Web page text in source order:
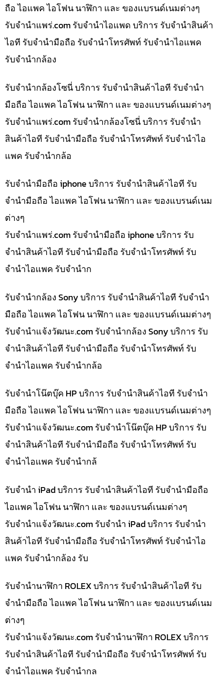
ถือ ไอแพค ไอโฟน นาฬิกา และ ของแบรนด์เนมต่างๆ
รับจํานําแพร่.com รับจำนำไอแพด บริการ รับจำนำสินค้า
ไอที รับจำนำมือถือ รับจำนำโทรศัพท์ รับจำนำไอแพค
รับจำนำกล้อง
รับจำนำกล้องโซนี่ บริการ รับจำนำสินค้าไอที รับจำนำ
มือถือ ไอแพค ไอโฟน นาฬิกา และ ของแบรนด์เนมต่างๆ
รับจํานําแพร่.com รับจำนำกล้องโซนี่ บริการ รับจำนำ
สินค้าไอที รับจำนำมือถือ รับจำนำโทรศัพท์ รับจำนำไอ
แพค รับจำนำกล้อ
รับจำนำมือถือ iphone บริการ รับจำนำสินค้าไอที รับ
จำนำมือถือ ไอแพค ไอโฟน นาฬิกา และ ของแบรนด์เนม
ต่างๆ
รับจํานําแพร่.com รับจำนำมือถือ iphone บริการ รับ
จำนำสินค้าไอที รับจำนำมือถือ รับจำนำโทรศัพท์ รับ
จำนำไอแพค รับจำนำก
รับจำนำกล้อง Sony บริการ รับจำนำสินค้าไอที รับจำนำ
มือถือ ไอแพค ไอโฟน นาฬิกา และ ของแบรนด์เนมต่างๆ
รับจํานําแจ้งวัฒนะ.com รับจำนำกล้อง Sony บริการ รับ
จำนำสินค้าไอที รับจำนำมือถือ รับจำนำโทรศัพท์ รับ
จำนำไอแพค รับจำนำกล้อ
รับจำนำโน๊ตบุ๊ค HP บริการ รับจำนำสินค้าไอที รับจำนำ
มือถือ ไอแพค ไอโฟน นาฬิกา และ ของแบรนด์เนมต่างๆ
รับจํานําแจ้งวัฒนะ.com รับจำนำโน๊ตบุ๊ค HP บริการ รับ
จำนำสินค้าไอที รับจำนำมือถือ รับจำนำโทรศัพท์ รับ
จำนำไอแพค รับจำนำกล้
รับจำนำ iPad บริการ รับจำนำสินค้าไอที รับจำนำมือถือ
ไอแพค ไอโฟน นาฬิกา และ ของแบรนด์เนมต่างๆ
รับจํานําแจ้งวัฒนะ.com รับจำนำ iPad บริการ รับจำนำ
สินค้าไอที รับจำนำมือถือ รับจำนำโทรศัพท์ รับจำนำไอ
แพค รับจำนำกล้อง รับ
รับจำนำนาฬิกา ROLEX บริการ รับจำนำสินค้าไอที รับ
จำนำมือถือ ไอแพค ไอโฟน นาฬิกา และ ของแบรนด์เนม
ต่างๆ
รับจํานําแจ้งวัฒนะ.com รับจำนำนาฬิกา ROLEX บริการ
รับจำนำสินค้าไอที รับจำนำมือถือ รับจำนำโทรศัพท์ รับ
จำนำไอแพค รับจำนำกล